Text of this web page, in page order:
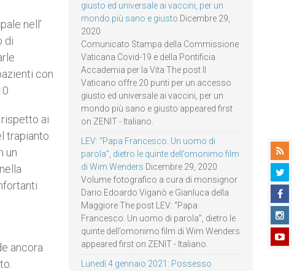
nell’
di
con
ai
trapianto.
un
ancora
giusto ed universale ai vaccini, per un
mondo più sano e giusto Dicembre 29,
2020
Comunicato Stampa della Commissione
Vaticana Covid-19 e della Pontificia
Accademia per la Vita The post Il
Vaticano offre 20 punti per un accesso
giusto ed universale ai vaccini, per un
mondo più sano e giusto appeared first
on ZENIT - Italiano.
LEV: “Papa Francesco. Un uomo di
parola”, dietro le quinte dell’omonimo film
di Wim Wenders Dicembre 29, 2020
Volume fotografico a cura di monsignor
Dario Edoardo Viganò e Gianluca della
Maggiore The post LEV: “Papa
Francesco. Un uomo di parola”, dietro le
quinte dell’omonimo film di Wim Wenders
appeared first on ZENIT - Italiano.
Lunedì 4 gennaio 2021: Possesso